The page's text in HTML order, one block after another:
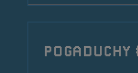
POGADUCHY